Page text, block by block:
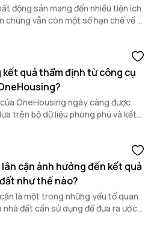
động sản mang đến nhiều tiện ích
vẫn còn một số hạn chế về dữ
quả thẩm định từ công cụ
OneHousing ngày càng được
trên bộ dữ liệu phong phú và kết
hàng Techcombank.
cận ảnh hưởng đến kết quả
như thế nào?
là một trong những yếu tố quan
đất cần sử dụng để đưa ra ước
động sản.